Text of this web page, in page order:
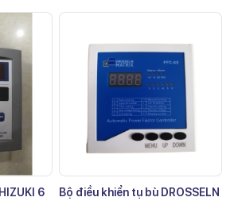
6
Bộ điều khiển tụ bù DROSSELN